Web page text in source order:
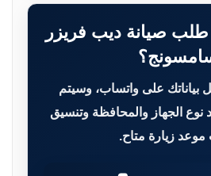
صيانة ديب فريزر
بياناتك على واتساب، وسيتم
نوع الجهاز والمحافظة وتنسيق
موعد زيارة متاح.